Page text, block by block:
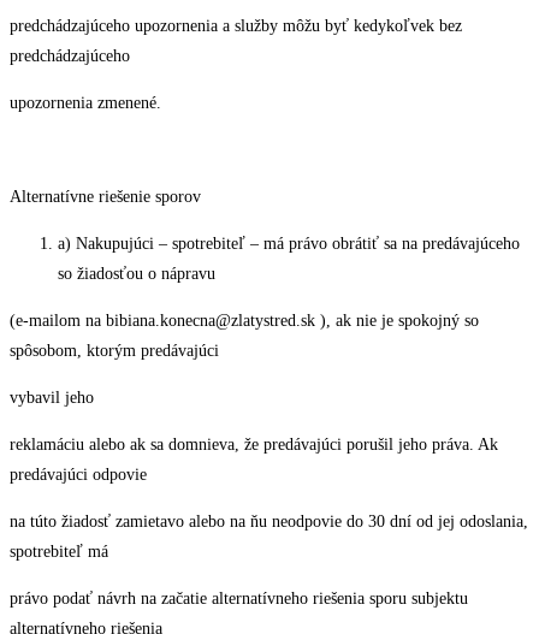
predchádzajúceho upozornenia a služby môžu byť kedykoľvek bez
predchádzajúceho
upozornenia zmenené.
Alternatívne riešenie sporov
a) Nakupujúci – spotrebiteľ – má právo obrátiť sa na predávajúceho
so žiadosťou o nápravu
(e-mailom na bibiana.konecna@zlatystred.sk ), ak nie je spokojný so
spôsobom, ktorým predávajúci
vybavil jeho
reklamáciu alebo ak sa domnieva, že predávajúci porušil jeho práva. Ak
predávajúci odpovie
na túto žiadosť zamietavo alebo na ňu neodpovie do 30 dní od jej odoslania,
spotrebiteľ má
právo podať návrh na začatie alternatívneho riešenia sporu subjektu
alternatívneho riešenia